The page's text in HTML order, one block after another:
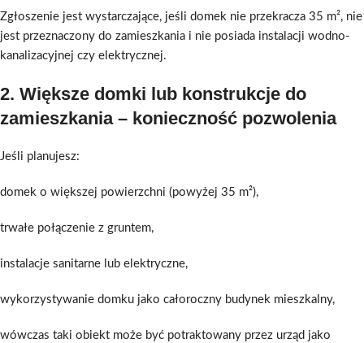
Zgłoszenie jest wystarczające, jeśli domek nie przekracza 35 m², nie
jest przeznaczony do zamieszkania i nie posiada instalacji wodno-
kanalizacyjnej czy elektrycznej.
2. Większe domki lub konstrukcje do
zamieszkania – konieczność pozwolenia
Jeśli planujesz:
domek o większej powierzchni (powyżej 35 m²),
trwałe połączenie z gruntem,
instalacje sanitarne lub elektryczne,
wykorzystywanie domku jako całoroczny budynek mieszkalny,
wówczas taki obiekt może być potraktowany przez urząd jako